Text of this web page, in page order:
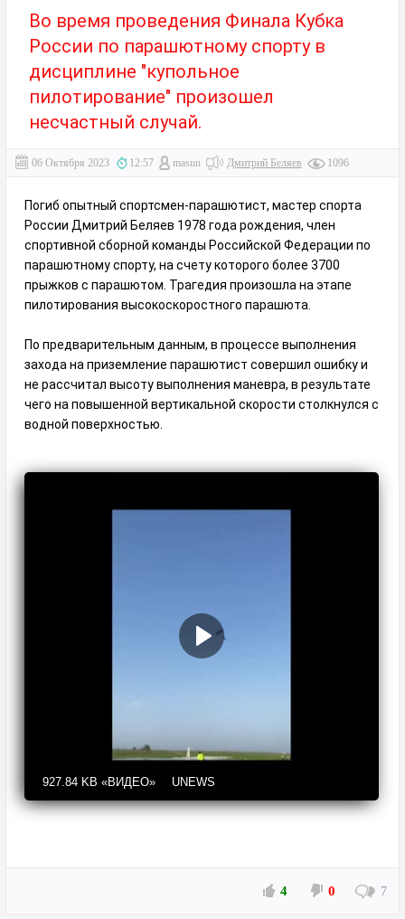
Во время проведения Финала Кубка
России по парашютному спорту в
дисциплине "купольное
пилотирование" произошел
несчастный случай.
06 Октября 2023 12:57 masun Дмитрий Беляев 1096
Погиб опытный спортсмен-парашютист, мастер спорта
России Дмитрий Беляев 1978 года рождения, член
спортивной сборной команды Российской Федерации по
парашютному спорту, на счету которого более 3700
прыжков с парашютом. Трагедия произошла на этапе
пилотирования высокоскоростного парашюта.
По предварительным данным, в процессе выполнения
захода на приземление парашютист совершил ошибку и
не рассчитал высоту выполнения маневра, в результате
чего на повышенной вертикальной скорости столкнулся с
водной поверхностью.
927.84 KB «ВИДЕО» UNEWS
4 0 7